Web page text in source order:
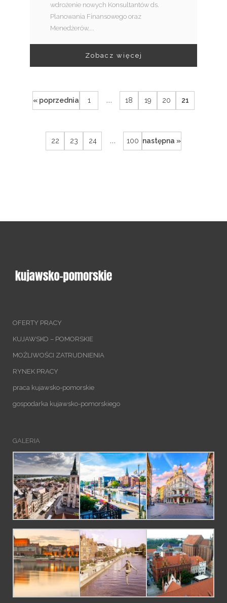
wdrożenie nowych Konsultantów ds.
Planowania Finansowego oraz
Menedżerów,...
Zobacz więcej
« poprzednia 1 ... 18 19 20 21
22 23 24 ... 100 następna »
OFERTY PRACY
KUJAWSKO – POMORSKIE
MOŻLIWOŚCI ZATRUDNIENIA
RYNEK PRACY
praca kujawsko-pomorskie
gospodarka kujawsko-pomorskiego
GALERIA